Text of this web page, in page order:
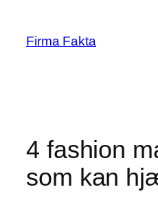
content
Firma Fakta
4 fashion
som kan